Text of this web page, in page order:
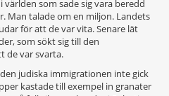
som sade sig vara beredd
Man talade om en miljon. Landets
för att de var vita. Senare lät
som sökt sig till den
de var svarta.
judiska immigrationen inte gick
kastade till exempel in granater